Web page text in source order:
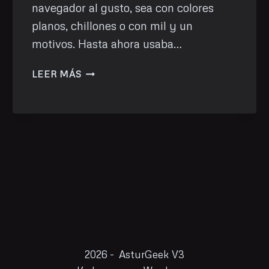
navegador al gusto, sea con colores
planos, chillones o con mil y un
motivos. Hasta ahora usaba…
LEER MÁSCAMBIA
2026 - AsturGeek V3